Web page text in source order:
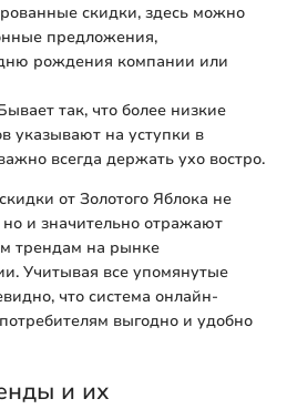
скидки, здесь можно
предложения,
рождения компании или
так, что более низкие
указывают на уступки в
всегда держать ухо востро.
от Золотого Яблока не
и значительно отражают
трендам на рынке
Учитывая все упомянутые
что система онлайн-
выгодно и удобно
и их